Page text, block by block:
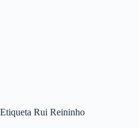
Etiqueta Rui Reininho